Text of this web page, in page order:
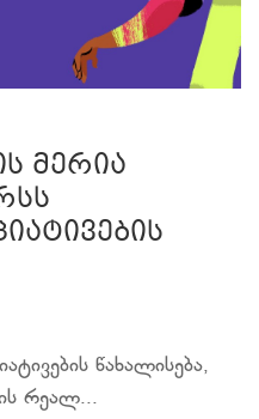
მერია
წახალისება,
რეალ...